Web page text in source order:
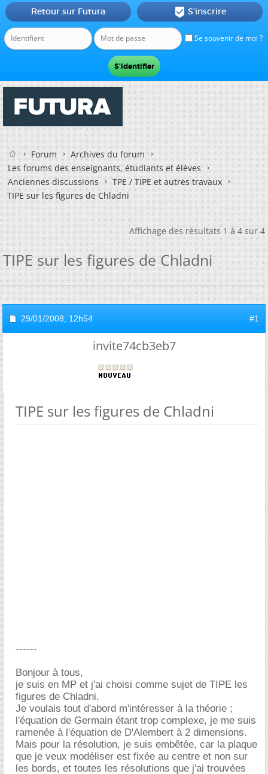
Se souvenir de moi ?
Retour sur Futura  S'inscrire
Forum
Archives du forum
Les forums des enseignants, étudiants et élèves
Anciennes discussions
TPE / TIPE et autres travaux
TIPE sur les figures de Chladni
Affichage des résultats 1 à 4 sur 4
TIPE sur les figures de Chladni
29/01/2008, 12h54 #1
invite74cb3eb7
TIPE sur les figures de Chladni
------
Bonjour à tous,
je suis en MP et j'ai choisi comme sujet de TIPE les
figures de Chladni.
Je voulais tout d'abord m'intéresser à la théorie ;
l'équation de Germain étant trop complexe, je me suis
ramenée à l'équation de D'Alembert à 2 dimensions.
Mais pour la résolution, je suis embêtée, car la plaque
que je veux modéliser est fixée au centre et non sur
les bords, et toutes les résolutions que j'ai trouvées